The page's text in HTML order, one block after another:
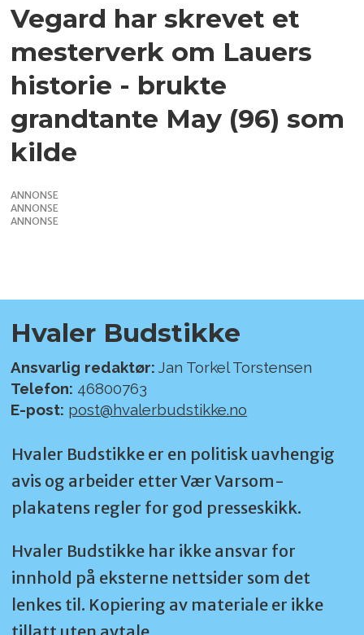
Vegard har skrevet et
mesterverk om Lauers
historie - brukte
grandtante May (96) som
kilde
ANNONSE
ANNONSE
ANNONSE
Hvaler Budstikke
Ansvarlig redaktør: Jan Torkel Torstensen
Telefon: 46800763
E-post: post@hvalerbudstikke.no
Hvaler Budstikke er en politisk uavhengig
avis og arbeider etter Vær Varsom-
plakatens regler for god presseskikk.
Hvaler Budstikke har ikke ansvar for
innhold på eksterne nettsider som det
lenkes til. Kopiering av materiale er ikke